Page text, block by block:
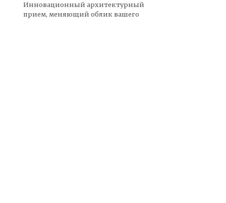
Инновационный архитектурный
прием, меняющий облик вашего